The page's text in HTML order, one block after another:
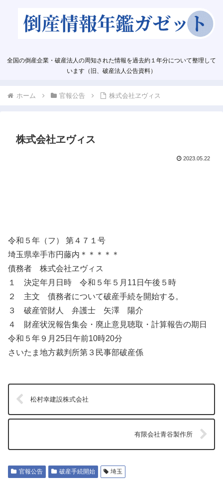
全国の倒産企業・破産法人の周知された情報を過去約１年分について整理して
います（旧、破産法人公告資料）
ホーム 官報公告 株式会社ヱヴィス
株式会社ヱヴィス
2023.05.22
令和５年（フ） 第４７１号
埼玉県幸手市円藤内＊＊＊＊＊
債務者 株式会社ヱヴィス
１ 決定年月日時 令和５年５月11日午後５時
２ 主文 債務者について破産手続を開始する。
３ 破産管財人 弁護士 矢澤 陽介
４ 財産状況報告集会・廃止意見聴取・計算報告の期日
令和５年９月25日午前10時20分
さいたま地方裁判所第３民事部破産係
松村幸建設株式会社
有限会社青谷製作所
官報公告 破産手続開始 埼玉